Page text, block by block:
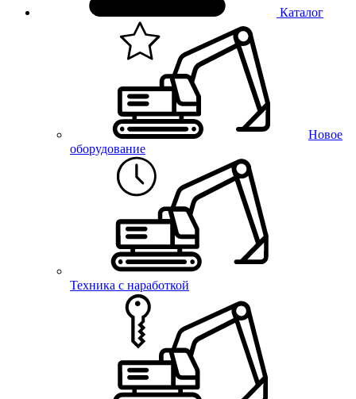
Каталог
Новое
оборудование
Техника с наработкой